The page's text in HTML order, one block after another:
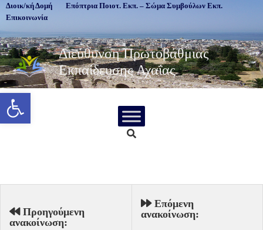
Ανοίξτε τη γραμμή εργαλείων
Διοικ/κή Δομή
Επόπτρια Ποιοτ. Εκπ. – Σώμα Συμβούλων Εκπ.
Επικοινωνία
Διεύθυνση Πρωτοβάθμιας
Εκπαίδευσης Αχαΐας
Προηγούμενη
ανακοίνωση:
Επόμενη
ανακοίνωση: